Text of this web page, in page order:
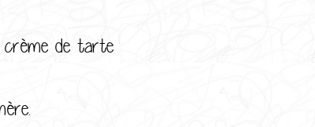
de tarte